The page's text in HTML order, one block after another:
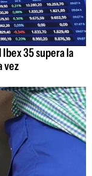
35 supera la
vez